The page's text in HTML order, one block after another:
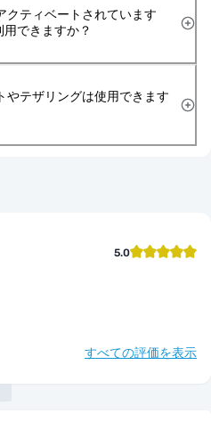
クティベートされています
できますか？
やテザリングは使用できます
5.0
すべての評価を表示